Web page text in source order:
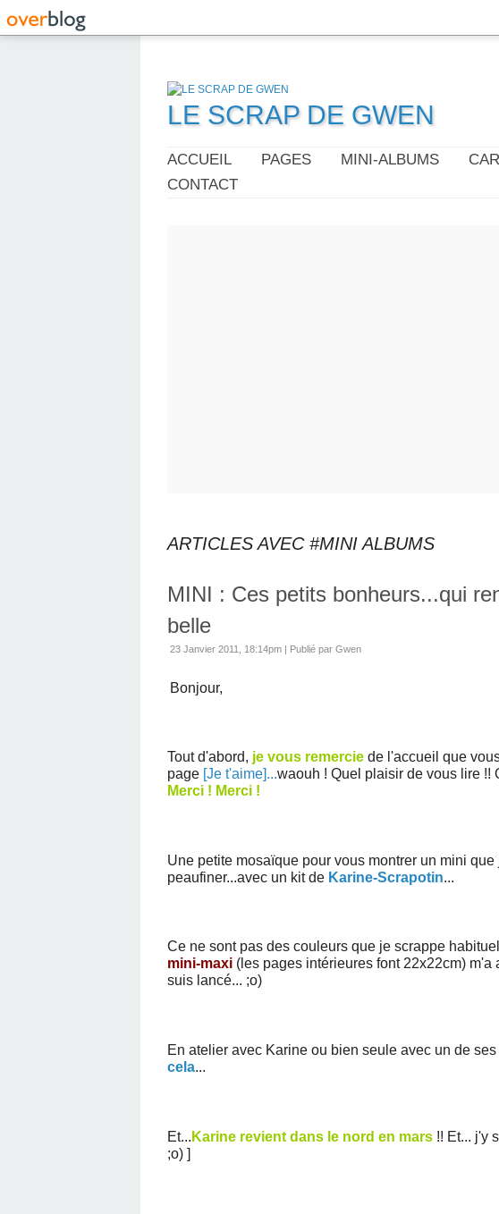
LE SCRAP DE GWEN
ACCUEIL PAGES MINI-ALBUMS
CONTACT
ARTICLES AVEC #MINI ALBUMS
MINI : Ces petits bonheurs...qui
belle
23 Janvier 2011, 18:14pm | Publié par Gwen
Bonjour,
Tout d'abord, je vous remercie de l'accueil que
page [Je t'aime]...waouh ! Quel plaisir de vous lire !!
Merci ! Merci !
Une petite mosaïque pour vous montrer un mini
peaufiner...avec un kit de Karine-Scrapotin...
Ce ne sont pas des couleurs que je scrappe
mini-maxi (les pages intérieures font 22x22cm)
suis lancé... ;o)
En atelier avec Karine ou bien seule avec un de
cela...
Et... Karine revient dans le nord en mars !! Et... j'y
;o) ]